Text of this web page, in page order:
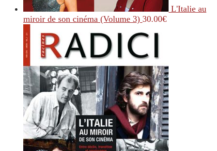
L'Italie au
miroir de son cinéma (Volume 3) 30.00€